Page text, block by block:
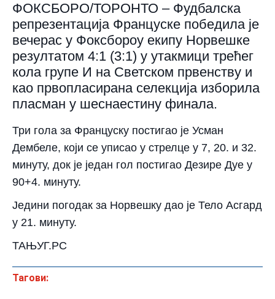
ФОКСБОРО/ТОРОНТО – Фудбалска
репрезентација Француске победила је
вечерас у Фоксбороу екипу Норвешке
резултатом 4:1 (3:1) у утакмици трећег
кола групе И на Светском првенству и
као првопласирана селекција изборила
пласман у шеснаестину финала.
Три гола за Француску постигао је Усман
Дембеле, који се уписао у стрелце у 7, 20. и 32.
минуту, док је један гол постигао Дезире Дуе у
90+4. минуту.
Једини погодак за Норвешку дао је Тело Асгард
у 21. минуту.
ТАЊУГ.РС
Тагови: